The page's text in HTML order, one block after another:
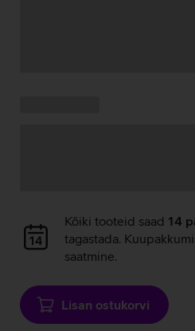
Andmete
laadimine
Kõiki tooteid saad 14
tagastada.
saatmine.
Lisan ostukorvi